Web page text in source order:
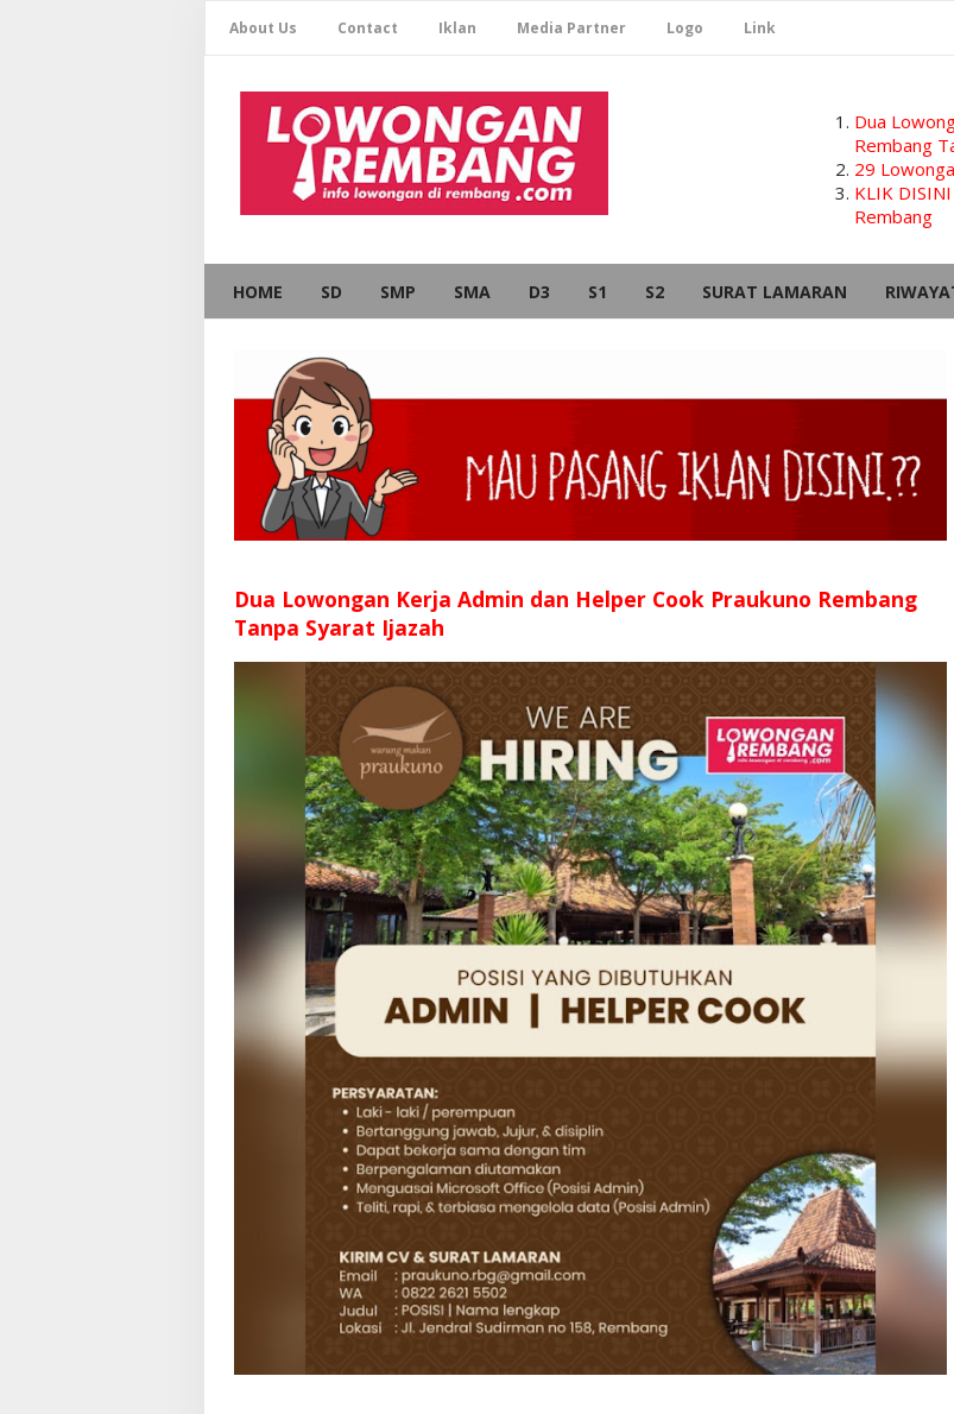
About Us Contact Iklan Media Partner Logo Link
Dua
Rembang
29
KLIK
Rembang
HOME SD SMP SMA D3 S1 S2 SURAT LAMARAN
Dua Lowongan Kerja Admin dan Helper Cook Praukuno Rembang
Tanpa Syarat Ijazah